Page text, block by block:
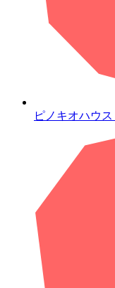
ピノキオハウス